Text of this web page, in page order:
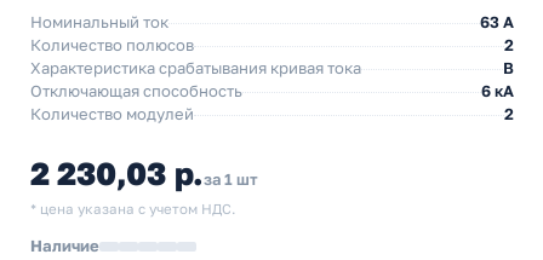
Номинальный ток
63 A
Количество полюсов
2
Характеристика срабатывания кривая тока
B
Отключающая способность
6 кА
Количество модулей
2
2 230,03 р.за 1 шт
* цена указана с учетом НДС.
Наличие